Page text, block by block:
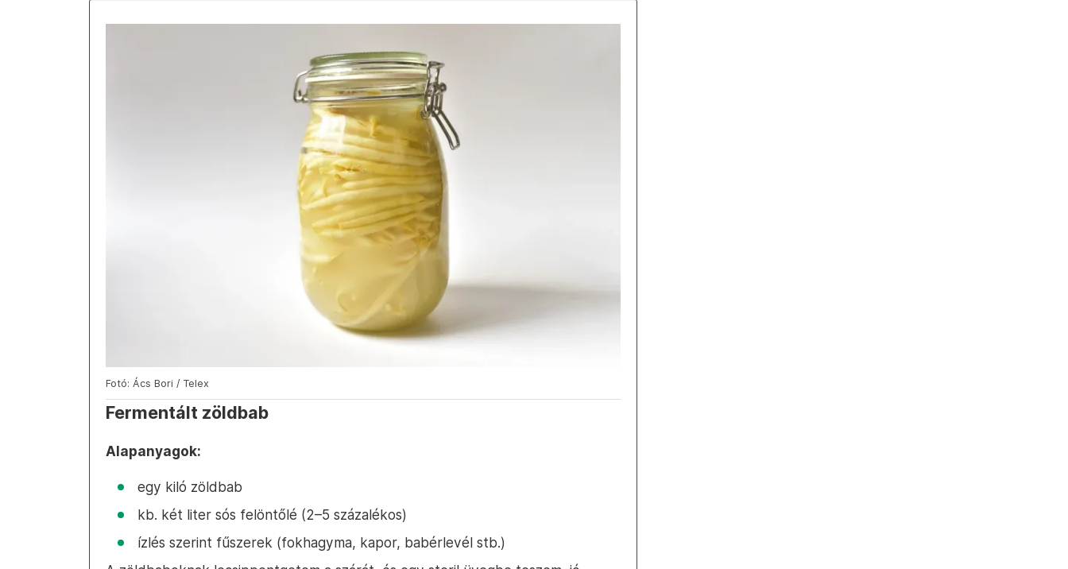
Fotó: Ács Bori / Telex
Fermentált zöldbab
Alapanyagok:
egy kiló zöldbab
kb. két liter sós felöntőlé (2–5 százalékos)
ízlés szerint fűszerek (fokhagyma, kapor, babérlevél stb.)